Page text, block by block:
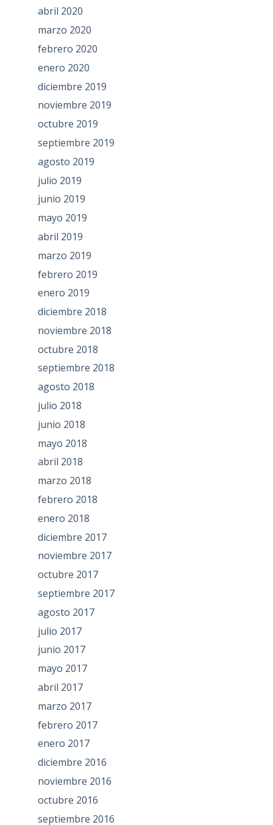
abril 2020
marzo 2020
febrero 2020
enero 2020
diciembre 2019
noviembre 2019
octubre 2019
septiembre 2019
agosto 2019
julio 2019
junio 2019
mayo 2019
abril 2019
marzo 2019
febrero 2019
enero 2019
diciembre 2018
noviembre 2018
octubre 2018
septiembre 2018
agosto 2018
julio 2018
junio 2018
mayo 2018
abril 2018
marzo 2018
febrero 2018
enero 2018
diciembre 2017
noviembre 2017
octubre 2017
septiembre 2017
agosto 2017
julio 2017
junio 2017
mayo 2017
abril 2017
marzo 2017
febrero 2017
enero 2017
diciembre 2016
noviembre 2016
octubre 2016
septiembre 2016